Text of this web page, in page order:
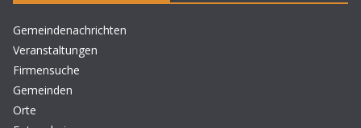
Gemeindenachrichten
Veranstaltungen
Firmensuche
Gemeinden
Orte